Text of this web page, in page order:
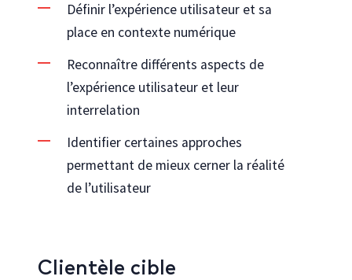
Définir l’expérience utilisateur et sa
place en contexte numérique
Reconnaître différents aspects de
l’expérience utilisateur et leur
interrelation
Identifier certaines approches
permettant de mieux cerner la réalité
de l’utilisateur
Clientèle cible